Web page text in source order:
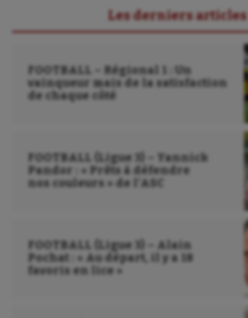
Les derniers articles
FOOTBALL – Régional 1 : Un
vainqueur mais de la satisfaction
de chaque côté
FOOTBALL (Ligue 3) – Yannick
Pandor : « Prêts à défendre
nos couleurs » de l’ASC
FOOTBALL (Ligue 3) – Alain
Pochat : « Au départ, il y a 18
favoris en lice »